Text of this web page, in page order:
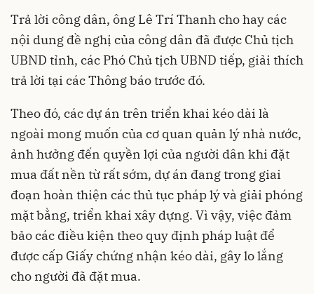
Trả lời công dân, ông Lê Trí Thanh cho hay các
nội dung đề nghị của công dân đã được Chủ tịch
UBND tỉnh, các Phó Chủ tịch UBND tiếp, giải thích
trả lời tại các Thông báo trước đó.
Theo đó, các dự án trên triển khai kéo dài là
ngoài mong muốn của cơ quan quản lý nhà nước,
ảnh hưởng đến quyền lợi của người dân khi đặt
mua đất nền từ rất sớm, dự án đang trong giai
đoạn hoàn thiện các thủ tục pháp lý và giải phóng
mặt bằng, triển khai xây dựng. Vì vậy, việc đảm
bảo các điều kiện theo quy định pháp luật để
được cấp Giấy chứng nhận kéo dài, gây lo lắng
cho người đã đặt mua.